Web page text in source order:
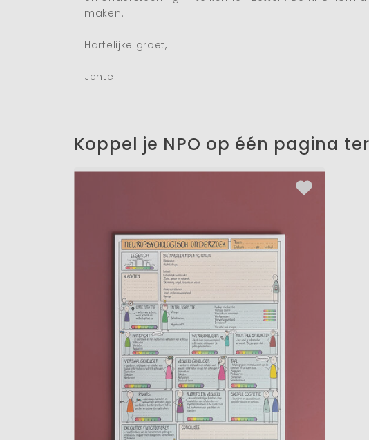
maken.
Hartelijke groet,
Jente
Koppel je NPO op één pagina